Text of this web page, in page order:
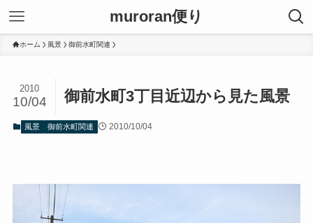
muroran便り
ホーム 風景 御前水町関連
御前水町3丁目近辺から見た風景
2010
10/04
風景 御前水町関連 2010/10/04